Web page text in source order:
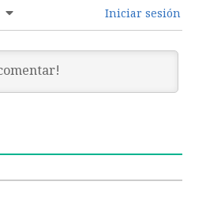
Iniciar sesión